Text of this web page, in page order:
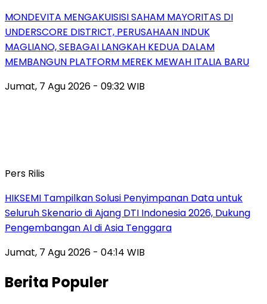
MONDEVITA MENGAKUISISI SAHAM MAYORITAS DI
UNDERSCORE DISTRICT, PERUSAHAAN INDUK
MAGLIANO, SEBAGAI LANGKAH KEDUA DALAM
MEMBANGUN PLATFORM MEREK MEWAH ITALIA BARU
Jumat, 7 Agu 2026 - 09:32 WIB
Pers Rilis
HIKSEMI Tampilkan Solusi Penyimpanan Data untuk
Seluruh Skenario di Ajang DTI Indonesia 2026, Dukung
Pengembangan AI di Asia Tenggara
Jumat, 7 Agu 2026 - 04:14 WIB
Berita Populer